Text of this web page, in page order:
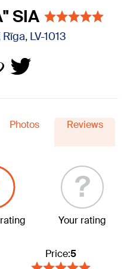
SIA
LV-1013
Photos Reviews
?
Your rating
Price:5